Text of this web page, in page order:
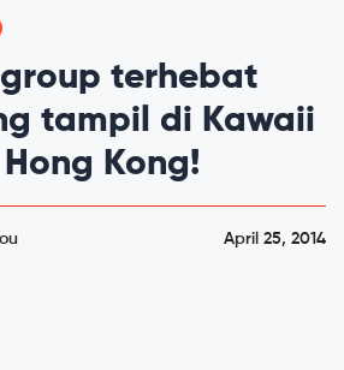
terhebat
tampil di Kawaii
Kong!
April 25, 2014